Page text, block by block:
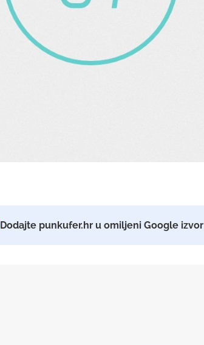
Dodajte punkufer.hr u omiljeni Google izvor